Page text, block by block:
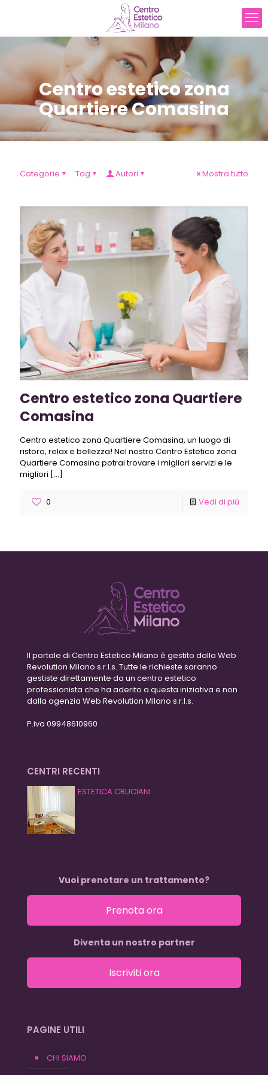
Centro estetico zona
Quartiere Comasina
Categorie Tag Autori Mostra tutto
Centro estetico zona Quartiere
Comasina
Centro estetico zona Quartiere Comasina, un luogo di
ristoro, relax e bellezza! Nel nostro Centro Estetico zona
Quartiere Comasina potrai trovare i migliori servizi e le
migliori […]
0 Vedi di più
Il portale di Centro Estetico Milano è gestito dalla Web
Revolution Milano s.r.l.s. Tutte le richieste saranno
gestiste direttamente da un centro estetico
professionista che ha aderito a questa iniziativa e non
dalla agenzia Web Revolution Milano s.r.l.s.
P.iva 09948610960
CENTRI RECENTI
ESTETICA CRUCIANI
Vuoi prenotare un trattamento?
Prenota ora
Diventa un nostro partner
Iscriviti ora
PAGINE UTILI
CHI SIAMO